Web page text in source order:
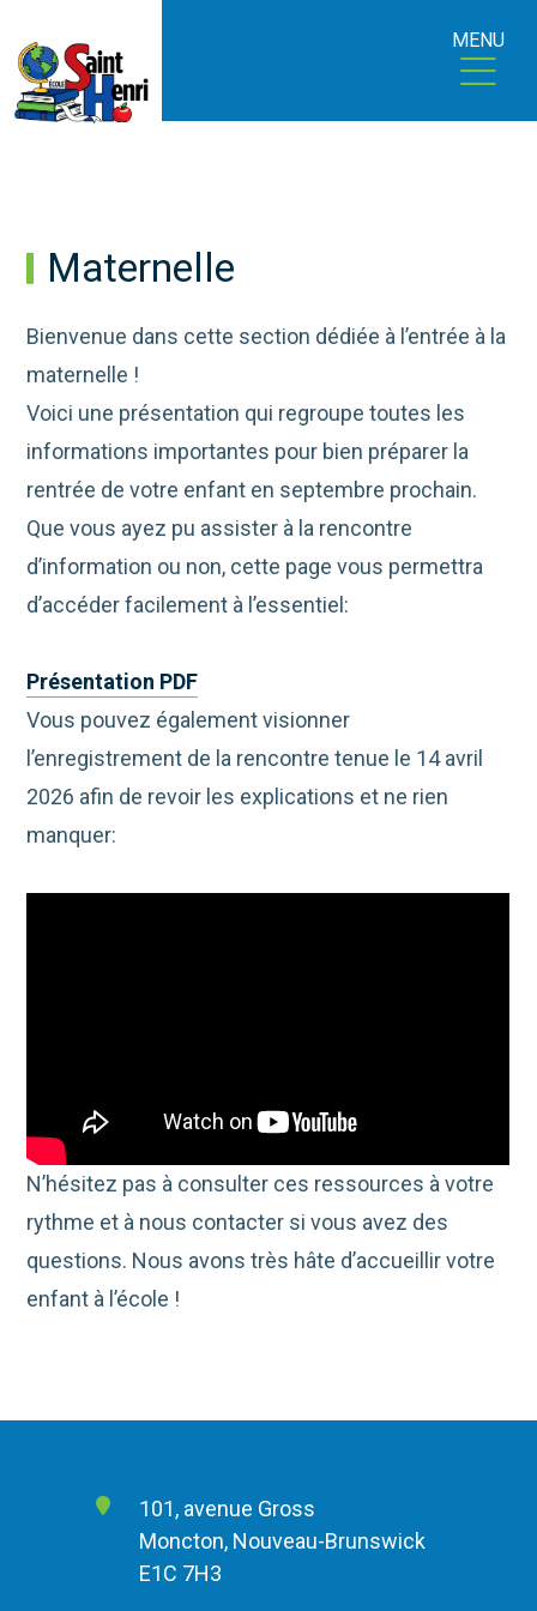
MENU
Maternelle
Bienvenue dans cette section dédiée à l’entrée à la
maternelle !
Voici une présentation qui regroupe toutes les
informations importantes pour bien préparer la
rentrée de votre enfant en septembre prochain.
Que vous ayez pu assister à la rencontre
d’information ou non, cette page vous permettra
d’accéder facilement à l’essentiel:
Présentation PDF
Vous pouvez également visionner
l’enregistrement de la rencontre tenue le 14 avril
2026 afin de revoir les explications et ne rien
manquer:
N’hésitez pas à consulter ces ressources à votre
rythme et à nous contacter si vous avez des
questions. Nous avons très hâte d’accueillir votre
enfant à l’école !
101, avenue Gross
Moncton, Nouveau-Brunswick
E1C 7H3